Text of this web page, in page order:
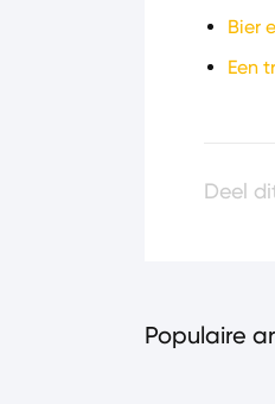
Bier
Een
Deel
Populaire